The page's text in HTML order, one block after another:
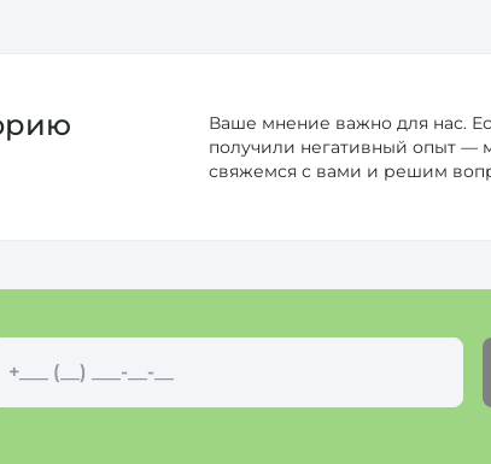
Ваше мнение важно для нас.
получили негативный опыт —
свяжемся с вами и решим